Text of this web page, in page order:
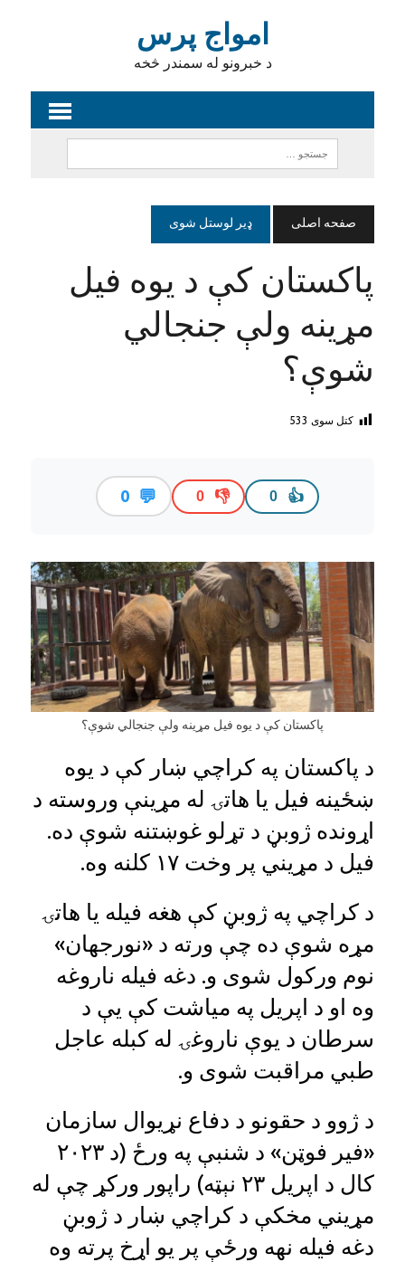
امواج پرس
د خبرونو له سمندر څخه
صفحه اصلی ډیر لوستل شوی
پاکستان کې د یوه فیل
مړینه ولې جنجالي
شوې؟
کتل سوی 533
👍
0
👎
0
💬
0
پاکستان کې د یوه فیل مړینه ولې جنجالي شوې؟
د پاکستان په کراچي ښار کې د يوه
ښځینه فیل يا هاتۍ له مړينې وروسته د
اړونده ژوبڼ د تړلو غوښتنه شوې ده.
فيل د مړيني پر وخت ۱۷ کلنه وه.
د کراچي په ژوبڼ کې هغه فيله يا هاتۍ
مړه شوې ده چې ورته د «نورجهان»
نوم ورکول شوی و. دغه فيله ناروغه
وه او د اپريل په مياشت کې يې د
سرطان د يوې ناروغۍ له کبله عاجل
طبي مراقبت شوی و.
د ژوو د حقونو د دفاع نړيوال سازمان
«فير فوټن» د شنبې په ورځ (د ۲۰۲۳
کال د اپريل ۲۳ نېټه) راپور ورکړ چې له
مړيني مخکې د کراچي ښار د ژوبڼ
دغه فيله نهه ورځې پر يو اړخ پرته وه